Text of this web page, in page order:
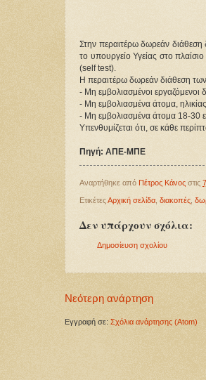
Στην περαιτέρω δωρεάν
το υπουργείο Υγείας στο
(self test).
Η περαιτέρω δωρεάν διάθεση
- Μη εμβολιασμένοι εργαζόμενοι
- Μη εμβολιασμένα άτομα,
- Μη εμβολιασμένα άτομα 18-
Υπενθυμίζεται ότι, σε κάθε
Πηγή: ΑΠΕ-ΜΠΕ
Αναρτήθηκε από Πέτρος Κάνος στις
ΕτικέτεςΑρχική σελίδα διακοπές
Δεν υπάρχουν σχόλια:
Δημοσίευση σχολίου
Νεότερη ανάρτηση
Εγγραφή σε: Σχόλια ανάρτησης (Atom)